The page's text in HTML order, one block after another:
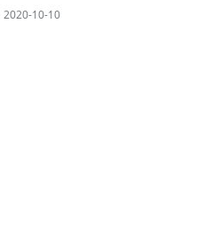
10-10